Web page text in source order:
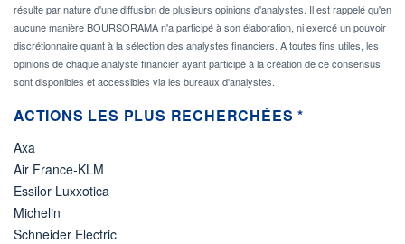
résulte par nature d'une diffusion de plusieurs opinions d'analystes. Il est rappelé qu'en
aucune manière BOURSORAMA n'a participé à son élaboration, ni exercé un pouvoir
discrétionnaire quant à la sélection des analystes financiers. A toutes fins utiles, les
opinions de chaque analyste financier ayant participé à la création de ce consensus
sont disponibles et accessibles via les bureaux d'analystes.
ACTIONS LES PLUS RECHERCHÉES *
Axa
Air France-KLM
Essilor Luxxotica
Michelin
Schneider Electric